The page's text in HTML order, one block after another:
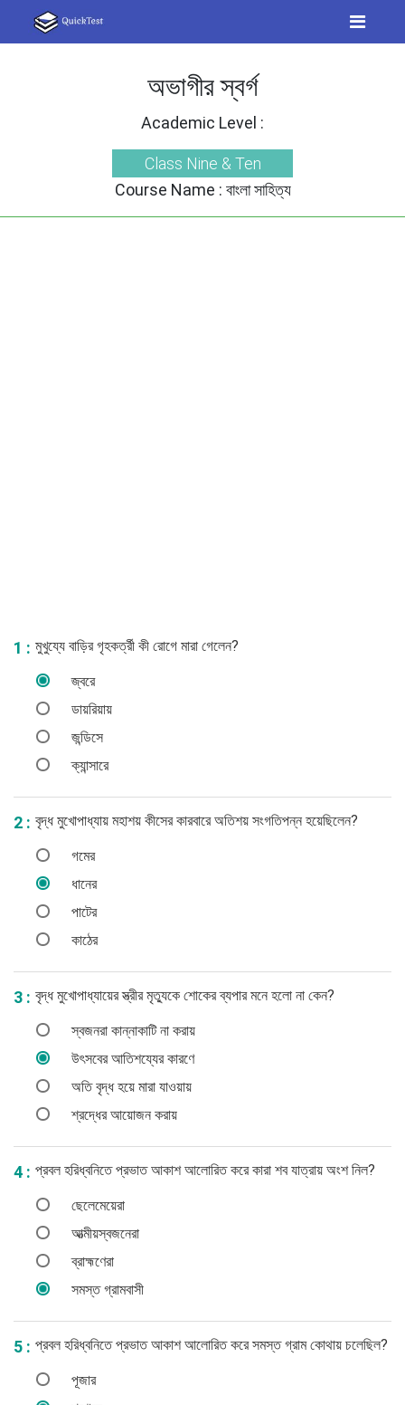
অভাগীর স্বর্গ
Academic Level :
Class Nine & Ten
Course Name : বাংলা সাহিত্য
1 : মুখুয্যে বাড়ির গৃহকর্ত্রী কী রোগে মারা গেলেন?
জ্বরে
ডায়রিয়ায়
জন্ডিসে
ক্যান্সারে
2 : বৃদ্ধ মুখোপাধ্যায় মহাশয় কীসের কারবারে অতিশয় সংগতিপন্ন হয়েছিলেন?
গমের
ধানের
পাটের
কাঠের
3 : বৃদ্ধ মুখোপাধ্যায়ের স্ত্রীর মৃত্যুকে শোকের ব্যপার মনে হলো না কেন?
স্বজনরা কান্নাকাটি না করায়
উৎসবের আতিশয্যের কারণে
অতি বৃদ্ধ হয়ে মারা যাওয়ায়
শ্রদ্ধের আয়োজন করায়
4 : প্রবল হরিধ্বনিতে প্রভাত আকাশ আলোরিত করে কারা শব যাত্রায় অংশ নিল?
ছেলেমেয়েরা
আত্মীয়স্বজনেরা
ব্রাহ্মণেরা
সমস্ত গ্রামবাসী
5 : প্রবল হরিধ্বনিতে প্রভাত আকাশ আলোরিত করে সমস্ত গ্রাম কোথায় চলেছিল?
পূজার